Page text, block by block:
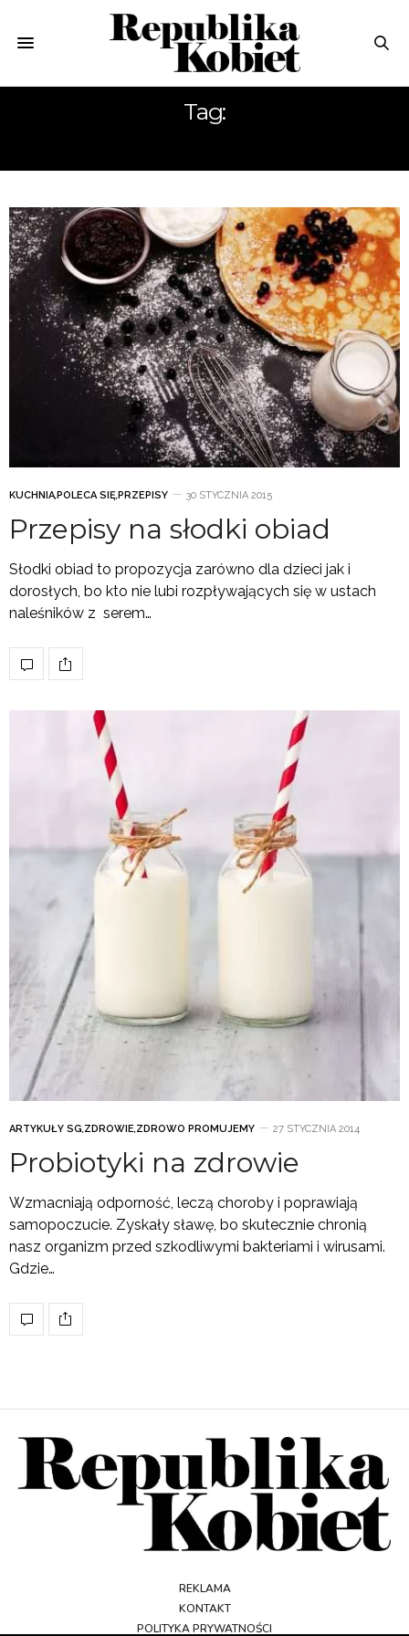
Tag:
KUCHNIA,POLECA SIĘ,PRZEPISY 30 STYCZNIA 2015
Przepisy na słodki obiad
Słodki obiad to propozycja zarówno dla dzieci jak i
dorosłych, bo kto nie lubi rozpływających się w ustach
naleśników z serem…
ARTYKUŁY SG,ZDROWIE,ZDROWO PROMUJEMY 27 STYCZNIA 2014
Probiotyki na zdrowie
Wzmacniają odporność, leczą choroby i poprawiają
samopoczucie. Zyskały sławę, bo skutecznie chronią
nasz organizm przed szkodliwymi bakteriami i wirusami.
Gdzie…
REKLAMA
KONTAKT
POLITYKA PRYWATNOŚCI